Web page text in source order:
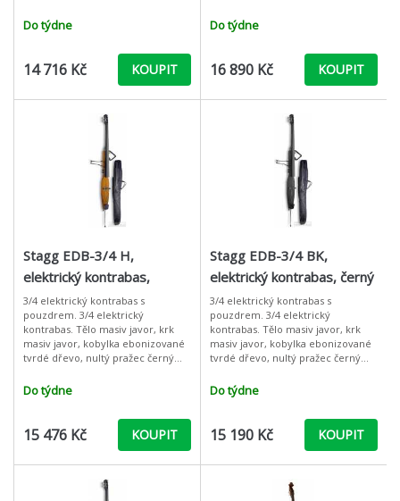
kovové podpěry, potažené
měkkou pryží, vý
Do týdne
14 716 Kč KOUPIT
výškově stavitelné ko
Do týdne
16 890 Kč KOUPIT
Stagg EDB-3/4 H,
elektrický kontrabas,
honey
3/4 elektrický kontrabas s
pouzdrem. 3/4 elektrický
kontrabas. Tělo masiv javor, krk
masiv javor, kobylka ebonizované
tvrdé dřevo, nultý pražec černý
kovové podpěry, potažené
měkkou pryží, vý
Do týdne
15 476 Kč KOUPIT
Stagg EDB-3/4 BK,
elektrický kontrabas, černý
3/4 elektrický kontrabas s
pouzdrem. 3/4 elektrický
kontrabas. Tělo masiv javor, krk
masiv javor, kobylka ebonizované
tvrdé dřevo, nultý pražec černý
kovové podpěry, potažené
měkkou pryží, vý
Do týdne
15 190 Kč KOUPIT